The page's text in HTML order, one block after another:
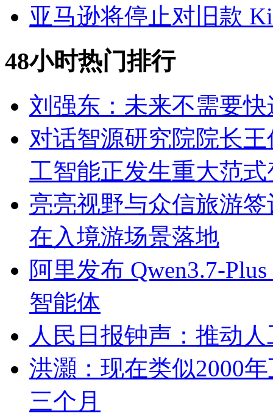
亚马逊将停止对旧款
48小时热门排行
刘强东：未来不需要
对话智源研究院院长
工智能正发生重大范式
亮亮视野与众信旅游
在入境游场景落地
阿里发布 Qwen3.7-
智能体
人民日报钟声：推动
洪灝：现在类似2000
三个月